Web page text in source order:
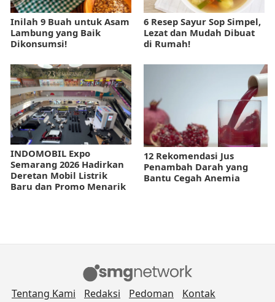
Inilah 9 Buah untuk Asam
Lambung yang Baik
Dikonsumsi!
6 Resep Sayur Sop Simpel,
Lezat dan Mudah Dibuat
di Rumah!
INDOMOBIL Expo
Semarang 2026 Hadirkan
Deretan Mobil Listrik
Baru dan Promo Menarik
12 Rekomendasi Jus
Penambah Darah yang
Bantu Cegah Anemia
Tentang Kami Redaksi Pedoman Kontak